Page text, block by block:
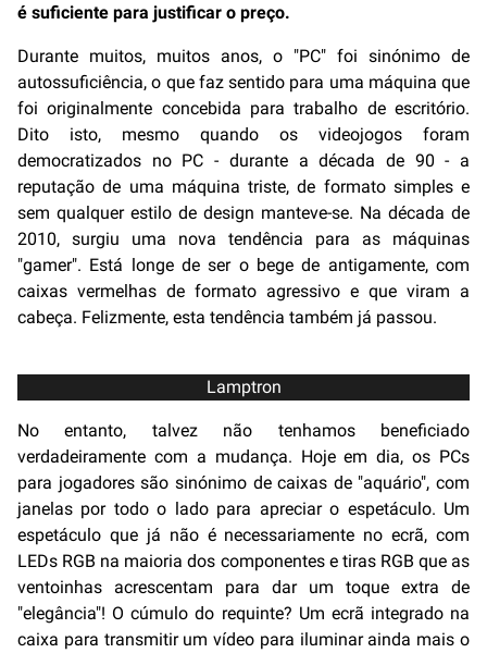
é suficiente para justificar o preço.
Durante muitos, muitos anos, o "PC" foi sinónimo de
autossuficiência, o que faz sentido para uma máquina que
foi originalmente concebida para trabalho de escritório.
Dito isto, mesmo quando os videojogos foram
democratizados no PC - durante a década de 90 - a
reputação de uma máquina triste, de formato simples e
sem qualquer estilo de design manteve-se. Na década de
2010, surgiu uma nova tendência para as máquinas
"gamer". Está longe de ser o bege de antigamente, com
caixas vermelhas de formato agressivo e que viram a
cabeça. Felizmente, esta tendência também já passou.
Lamptron
No entanto, talvez não tenhamos beneficiado
verdadeiramente com a mudança. Hoje em dia, os PCs
para jogadores são sinónimo de caixas de "aquário", com
janelas por todo o lado para apreciar o espetáculo. Um
espetáculo que já não é necessariamente no ecrã, com
LEDs RGB na maioria dos componentes e tiras RGB que as
ventoinhas acrescentam para dar um toque extra de
"elegância"! O cúmulo do requinte? Um ecrã integrado na
caixa para transmitir um vídeo para iluminar ainda mais o